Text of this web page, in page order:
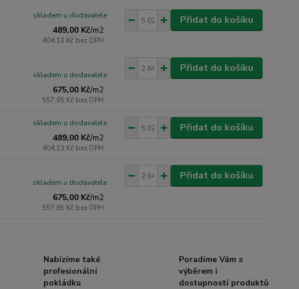
489,00 Kč/m2
404,13 Kč bez DPH
skladem u dodavatele Přidat do košíku
675,00 Kč/m2
557,85 Kč bez DPH
skladem u dodavatele
Přidat do košíku
489,00 Kč/m2
404,13 Kč bez DPH
skladem u dodavatele Přidat do košíku
675,00 Kč/m2
557,85 Kč bez DPH
skladem u dodavatele
Přidat do košíku
Nabízíme také
profesionální
pokládku
Poradíme Vám s
výběrem i
dostupností produktů